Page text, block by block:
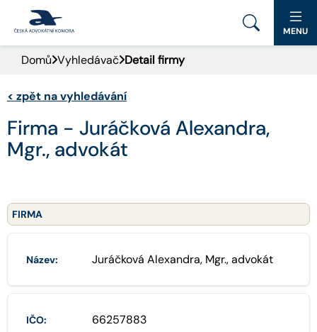
PORTÁL ČAK
DOMŮ
AKTUALITY
PRO VEŘEJNOST
MENU
Domů Vyhledávač Detail firmy
< zpět na vyhledávání
Firma - Juráčková Alexandra,
Mgr., advokát
FIRMA
Název: Juráčková Alexandra, Mgr., advokát
IČO: 66257883